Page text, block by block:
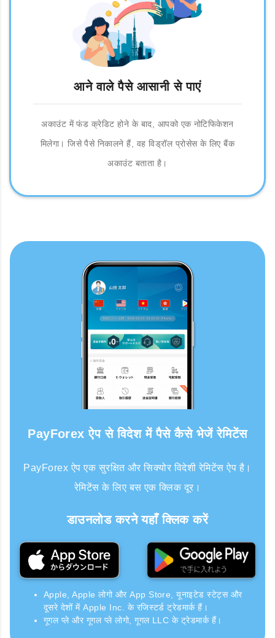
आने वाले पैसे आसानी से पाएं
अकाउंट में फंड क्रेडिट होने के बाद, आपको एक नोटिफिकेशन
मिलेगा। जिसे पैसे निकालने हैं, वह विड्रॉल प्रोसेस के लिए बैंक
अकाउंट बताता है।
PayForex ऐप से विदेश में पैसे कैसे भेजें रेमिटेंस
PayForex ऐप एक सुरक्षित और सिक्योर विदेशी रेमिटेंस ऐप है।
रेमिटेंस के लिए बस एक क्लिक दूर।
डाउनलोड करने यहाँ क्लिक करें
Apple, Apple लोगो और App Store, यूनाइटेड स्टेट्स और
दूसरे देशों में Apple Inc. के रजिस्टर्ड ट्रेडमार्क हैं।
गूगल प्ले और गूगल प्ले लोगो, गूगल LLC के ट्रेडमार्क हैं।